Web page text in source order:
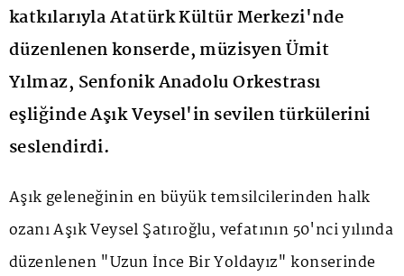
katkılarıyla Atatürk Kültür Merkezi'nde
düzenlenen konserde, müzisyen Ümit
Yılmaz, Senfonik Anadolu Orkestrası
eşliğinde Aşık Veysel'in sevilen türkülerini
seslendirdi.
Aşık geleneğinin en büyük temsilcilerinden halk
ozanı Aşık Veysel Şatıroğlu, vefatının 50'nci yılında
düzenlenen "Uzun İnce Bir Yoldayız" konserinde